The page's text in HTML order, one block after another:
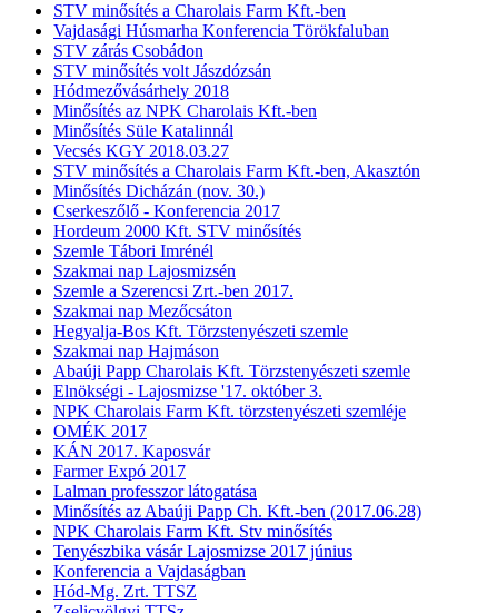
STV minősítés a Charolais Farm Kft.-ben
Vajdasági Húsmarha Konferencia Törökfaluban
STV zárás Csobádon
STV minősítés volt Jászdózsán
Hódmezővásárhely 2018
Minősítés az NPK Charolais Kft.-ben
Minősítés Süle Katalinnál
Vecsés KGY 2018.03.27
STV minősítés a Charolais Farm Kft.-ben, Akasztón
Minősítés Dicházán (nov. 30.)
Cserkeszőlő - Konferencia 2017
Hordeum 2000 Kft. STV minősítés
Szemle Tábori Imrénél
Szakmai nap Lajosmizsén
Szemle a Szerencsi Zrt.-ben 2017.
Szakmai nap Mezőcsáton
Hegyalja-Bos Kft. Törzstenyészeti szemle
Szakmai nap Hajmáson
Abaúji Papp Charolais Kft. Törzstenyészeti szemle
Elnökségi - Lajosmizse '17. október 3.
NPK Charolais Farm Kft. törzstenyészeti szemléje
OMÉK 2017
KÁN 2017. Kaposvár
Farmer Expó 2017
Lalman professzor látogatása
Minősítés az Abaúji Papp Ch. Kft.-ben (2017.06.28)
NPK Charolais Farm Kft. Stv minősítés
Tenyészbika vásár Lajosmizse 2017 június
Konferencia a Vajdaságban
Hód-Mg. Zrt. TTSZ